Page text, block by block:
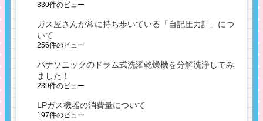
330件のビュー
ガス屋さんが常に持ち歩いている「自記圧力計」につ
いて
256件のビュー
パナソニックのドラム式洗濯乾燥機を分解洗浄してみ
ました！
239件のビュー
LPガス機器の消費量について
197件のビュー